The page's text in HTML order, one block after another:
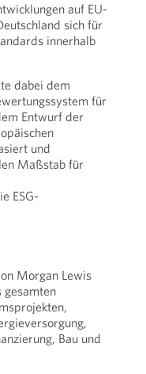
auf EU-
sich für
innerhalb
dabei dem
für
Entwurf der
und
Maßstab für
ESG-
Morgan Lewis
gesamten
Bau und